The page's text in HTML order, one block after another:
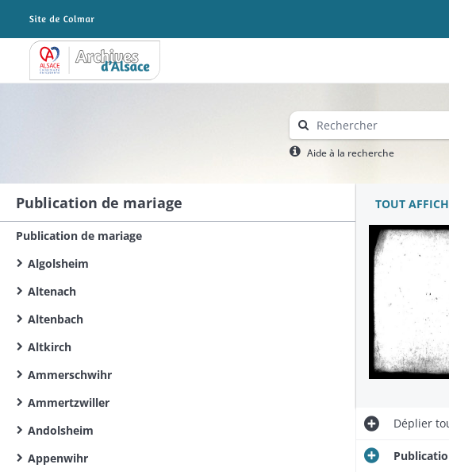
Archives Alsace - Colmar
Aide à la recherche
Publication de mariage
Publication de mariage
Algolsheim
Altenach
Altenbach
Altkirch
Ammerschwihr
Ammertzwiller
Andolsheim
Appenwihr
TOUT
Déplier